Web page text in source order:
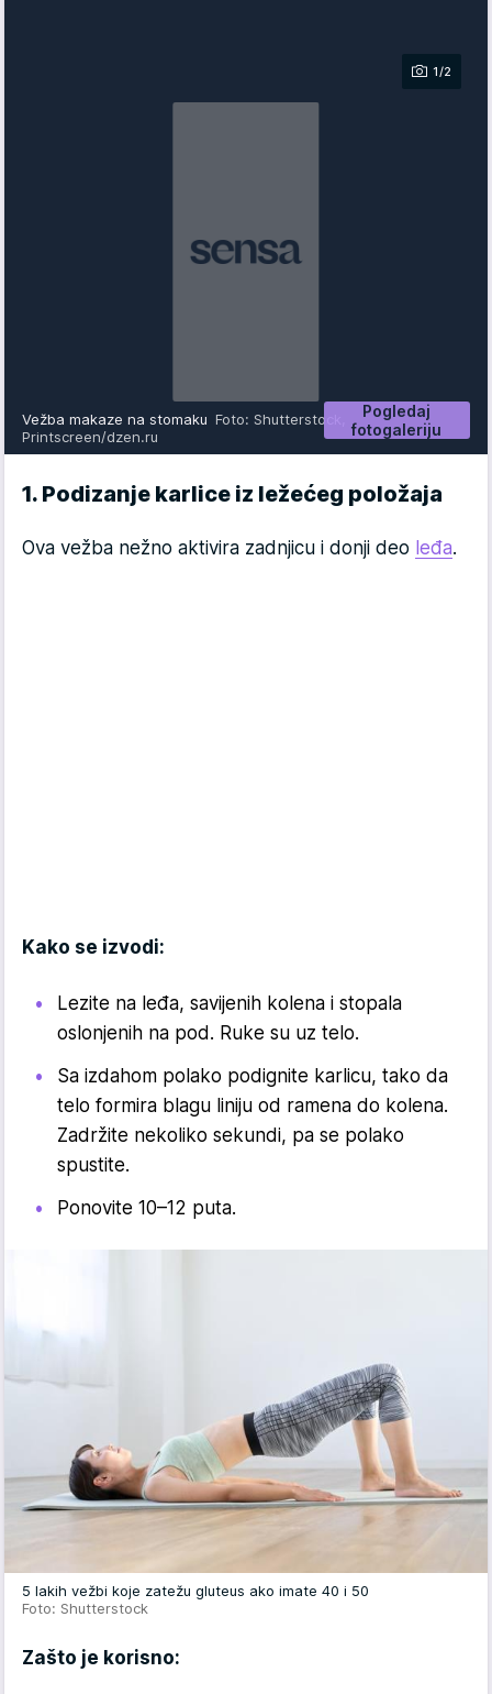
1/2
Pogledaj
fotogaleriju
Vežba makaze na stomaku Foto: Shutterstock,
Printscreen/dzen.ru
1. Podizanje karlice iz ležećeg položaja
Ova vežba nežno aktivira zadnjicu i donji deo leđa.
Kako se izvodi:
Lezite na leđa, savijenih kolena i stopala
oslonjenih na pod. Ruke su uz telo.
Sa izdahom polako podignite karlicu, tako da
telo formira blagu liniju od ramena do kolena.
Zadržite nekoliko sekundi, pa se polako
spustite.
Ponovite 10–12 puta.
5 lakih vežbi koje zatežu gluteus ako imate 40 i 50
Foto: Shutterstock
Zašto je korisno: